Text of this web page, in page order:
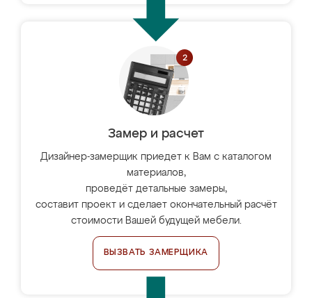
Замер и расчет
Дизайнер-замерщик приедет к Вам с каталогом
материалов,
проведёт детальные замеры,
составит проект и сделает окончательный расчёт
стоимости Вашей будущей мебели.
ВЫЗВАТЬ ЗАМЕРЩИКА